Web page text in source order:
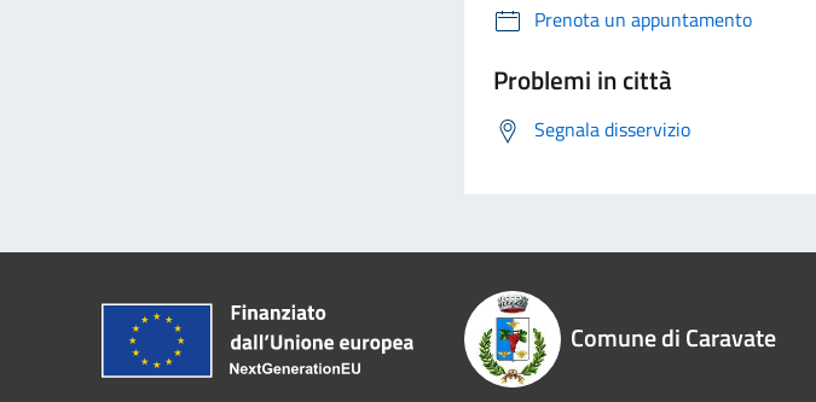
Prenota un appuntamento
Problemi in città
Segnala disservizio
Comune di Caravate